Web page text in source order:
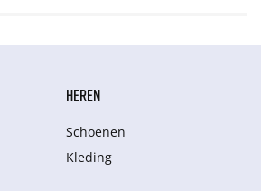
HEREN
Schoenen
Kleding